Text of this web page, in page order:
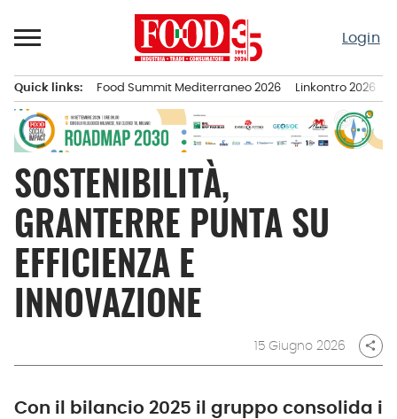
al
Login
principale
Quick links: Food Summit Mediterraneo 2026 Linkontro 2026
SOSTENIBILITÀ,
GRANTERRE PUNTA SU
EFFICIENZA E
INNOVAZIONE
15 Giugno 2026 share
Con il bilancio 2025 il gruppo consolida i